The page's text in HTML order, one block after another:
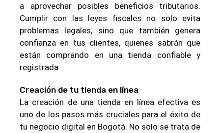
a aprovechar posibles beneficios tributarios.
Cumplir con las leyes fiscales no solo evita
problemas legales, sino que también genera
confianza en tus clientes, quienes sabrán que
están comprando en una tienda confiable y
registrada.
Creación de tu tienda en línea
La creación de una tienda en línea efectiva es
uno de los pasos más cruciales para el éxito de
tu negocio digital en Bogotá. No solo se trata de